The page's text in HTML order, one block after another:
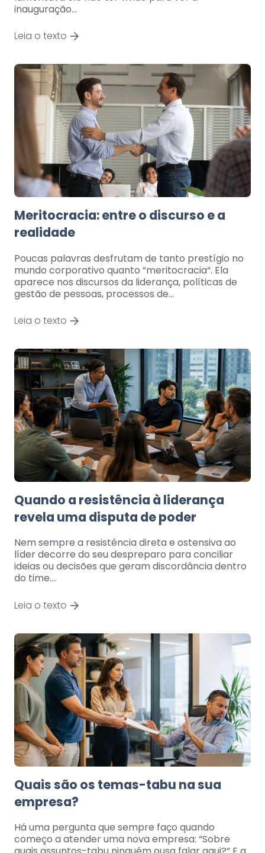
inauguração…
Leia o texto
Meritocracia: entre o discurso e a
realidade
Poucas palavras desfrutam de tanto prestígio no
mundo corporativo quanto “meritocracia“. Ela
aparece nos discursos da liderança, políticas de
gestão de pessoas, processos de…
Leia o texto
Quando a resistência à liderança
revela uma disputa de poder
Nem sempre a resistência direta e ostensiva ao
líder decorre do seu despreparo para conciliar
ideias ou decisões que geram discordância dentro
do time.…
Leia o texto
Quais são os temas-tabu na sua
empresa?
Há uma pergunta que sempre faço quando
começo a atender uma nova empresa: “Sobre